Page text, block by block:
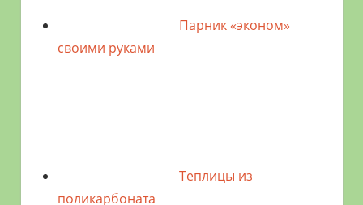
Парник «эконом»
своими руками
Теплицы из
поликарбоната